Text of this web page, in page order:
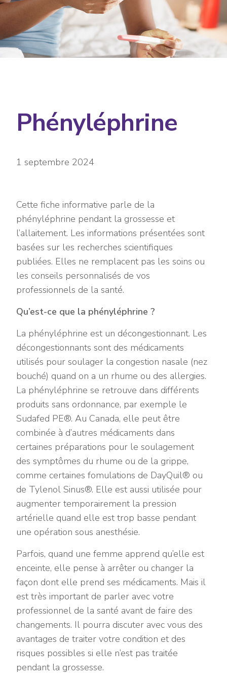
Phényléphrine
1 septembre 2024
Cette fiche informative parle de la
phényléphrine pendant la grossesse et
l’allaitement. Les informations présentées sont
basées sur les recherches scientifiques
publiées. Elles ne remplacent pas les soins ou
les conseils personnalisés de vos
professionnels de la santé.
Qu’est-ce que la phényléphrine ?
La phényléphrine est un décongestionnant. Les
décongestionnants sont des médicaments
utilisés pour soulager la congestion nasale (nez
bouché) quand on a un rhume ou des allergies.
La phényléphrine se retrouve dans différents
produits sans ordonnance, par exemple le
Sudafed PE®. Au Canada, elle peut être
combinée à d’autres médicaments dans
certaines préparations pour le soulagement
des symptômes du rhume ou de la grippe,
comme certaines fomulations de DayQuil® ou
de Tylenol Sinus®. Elle est aussi utilisée pour
augmenter temporairement la pression
artérielle quand elle est trop basse pendant
une opération sous anesthésie.
Parfois, quand une femme apprend qu’elle est
enceinte, elle pense à arrêter ou changer la
façon dont elle prend ses médicaments. Mais il
est très important de parler avec votre
professionnel de la santé avant de faire des
changements. Il pourra discuter avec vous des
avantages de traiter votre condition et des
risques possibles si elle n’est pas traitée
pendant la grossesse.